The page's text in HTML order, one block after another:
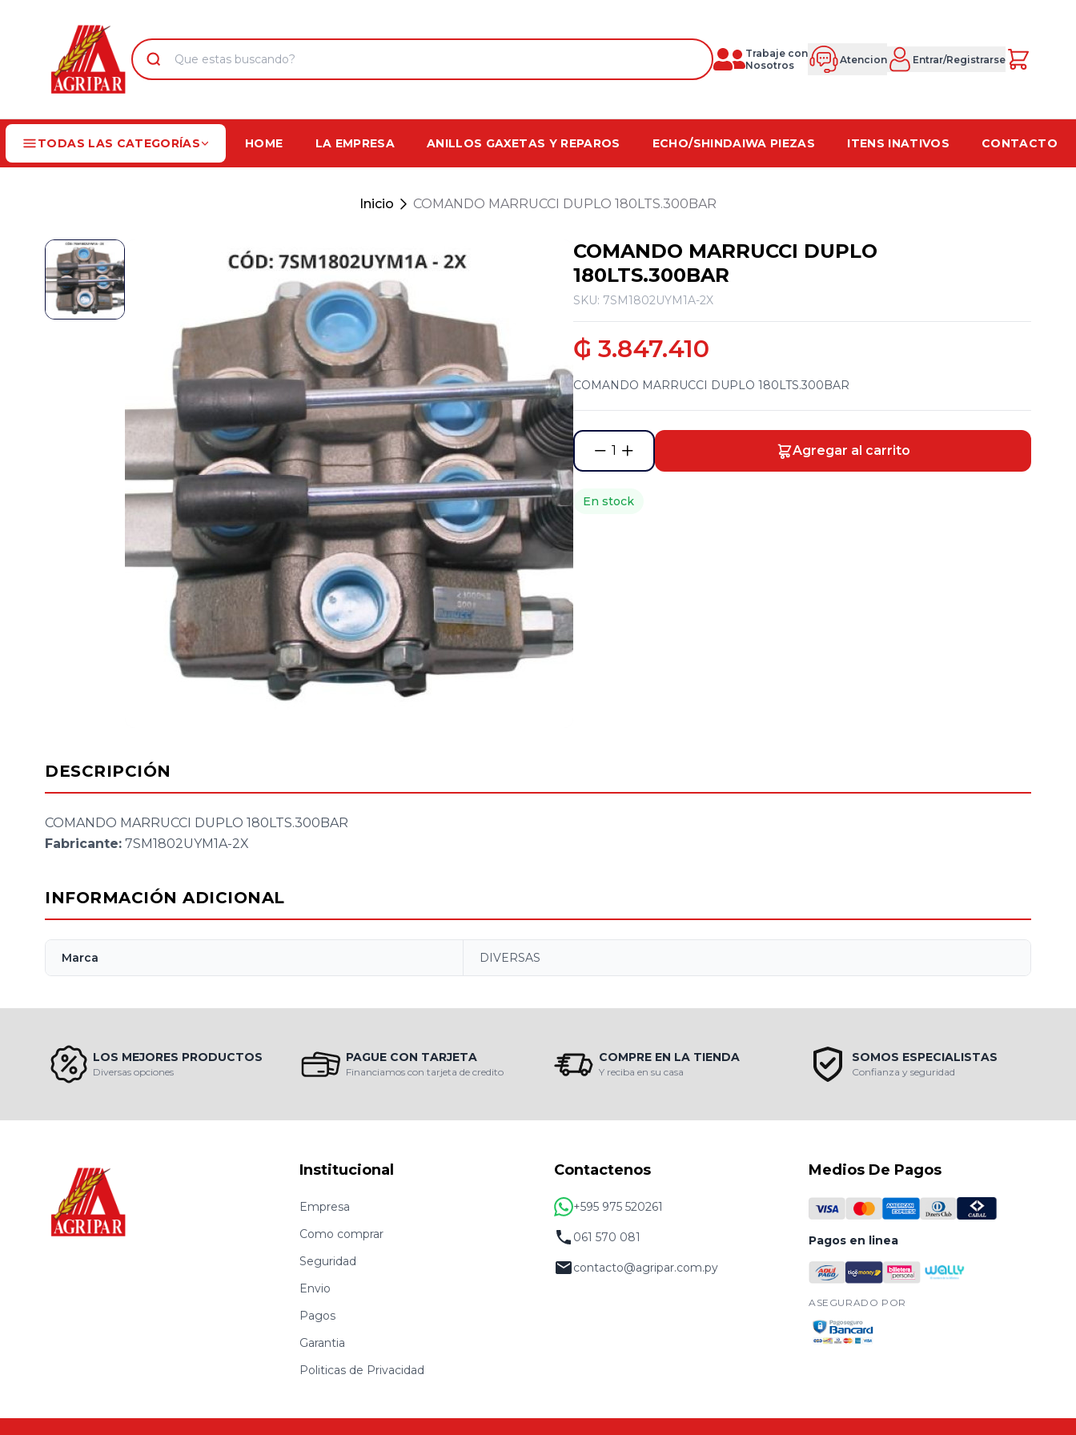
Trabaje con
Nosotros
Atencion Entrar/Registrarse
TODAS LAS CATEGORÍAS HOME LA EMPRESA ANILLOS GAXETAS Y REPAROS ECHO/SHINDAIWA PIEZAS ITENS INATIVOS CONTACTO
Inicio COMANDO MARRUCCI DUPLO 180LTS.300BAR
COMANDO MARRUCCI DUPLO
180LTS.300BAR
SKU: 7SM1802UYM1A-2X
₲ 3.847.410
COMANDO MARRUCCI DUPLO 180LTS.300BAR
1 Agregar al carrito
En stock
DESCRIPCIÓN
COMANDO MARRUCCI DUPLO 180LTS.300BAR
Fabricante: 7SM1802UYM1A-2X
INFORMACIÓN ADICIONAL
Marca DIVERSAS
LOS MEJORES PRODUCTOS
Diversas opciones
PAGUE CON TARJETA
Financiamos con tarjeta de credito
COMPRE EN LA TIENDA
Y reciba en su casa
SOMOS ESPECIALISTAS
Confianza y seguridad
Institucional
Empresa
Como comprar
Seguridad
Envio
Pagos
Garantia
Politicas de Privacidad
Contactenos
+595 975 520261
061 570 081
contacto@agripar.com.py
Medios De Pagos
Pagos en linea
ASEGURADO POR